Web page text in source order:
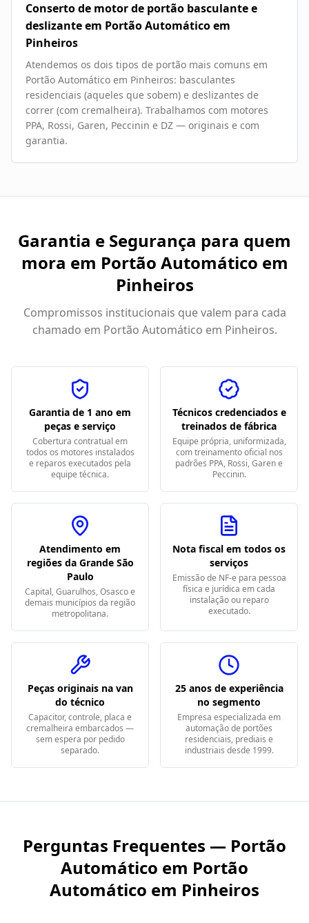
Conserto de motor de portão basculante e
deslizante em Portão Automático em
Pinheiros
Atendemos os dois tipos de portão mais comuns em
Portão Automático em Pinheiros: basculantes
residenciais (aqueles que sobem) e deslizantes de
correr (com cremalheira). Trabalhamos com motores
PPA, Rossi, Garen, Peccinin e DZ — originais e com
garantia.
Garantia e Segurança para quem
mora em Portão Automático em
Pinheiros
Compromissos institucionais que valem para cada
chamado em Portão Automático em Pinheiros.
Garantia de 1 ano em
peças e serviço
Cobertura contratual em
todos os motores instalados
e reparos executados pela
equipe técnica.
Técnicos credenciados e
treinados de fábrica
Equipe própria, uniformizada,
com treinamento oficial nos
padrões PPA, Rossi, Garen e
Peccinin.
Atendimento em
regiões da Grande São
Paulo
Capital, Guarulhos, Osasco e
demais municípios da região
metropolitana.
Nota fiscal em todos os
serviços
Emissão de NF-e para pessoa
física e jurídica em cada
instalação ou reparo
executado.
Peças originais na van
do técnico
Capacitor, controle, placa e
cremalheira embarcados —
sem espera por pedido
separado.
25 anos de experiência
no segmento
Empresa especializada em
automação de portões
residenciais, prediais e
industriais desde 1999.
Perguntas Frequentes — Portão
Automático em Portão
Automático em Pinheiros